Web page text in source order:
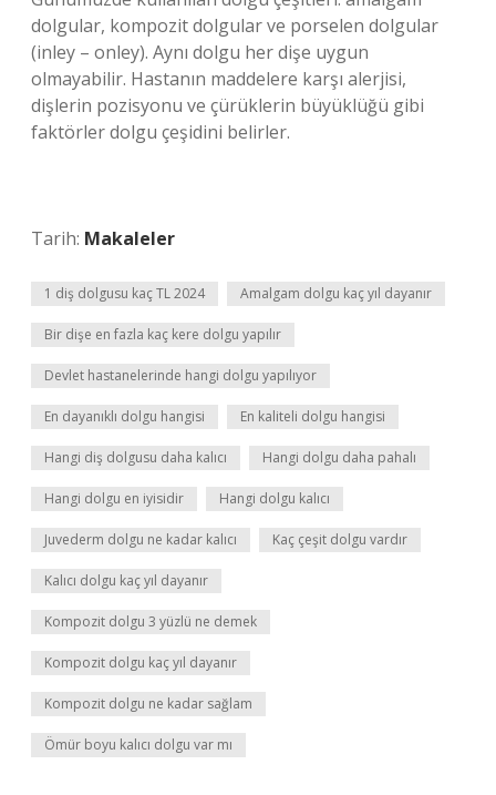
dolgular, kompozit dolgular ve porselen dolgular
(inley – onley). Aynı dolgu her dişe uygun
olmayabilir. Hastanın maddelere karşı alerjisi,
dişlerin pozisyonu ve çürüklerin büyüklüğü gibi
faktörler dolgu çeşidini belirler.
Tarih: Makaleler
1 diş dolgusu kaç TL 2024 Amalgam dolgu kaç yıl dayanır
Bir dişe en fazla kaç kere dolgu yapılır
Devlet hastanelerinde hangi dolgu yapılıyor
En dayanıklı dolgu hangisi En kaliteli dolgu hangisi
Hangi diş dolgusu daha kalıcı Hangi dolgu daha pahalı
Hangi dolgu en iyisidir Hangi dolgu kalıcı
Juvederm dolgu ne kadar kalıcı Kaç çeşit dolgu vardır
Kalıcı dolgu kaç yıl dayanır
Kompozit dolgu 3 yüzlü ne demek
Kompozit dolgu kaç yıl dayanır
Kompozit dolgu ne kadar sağlam
Ömür boyu kalıcı dolgu var mı